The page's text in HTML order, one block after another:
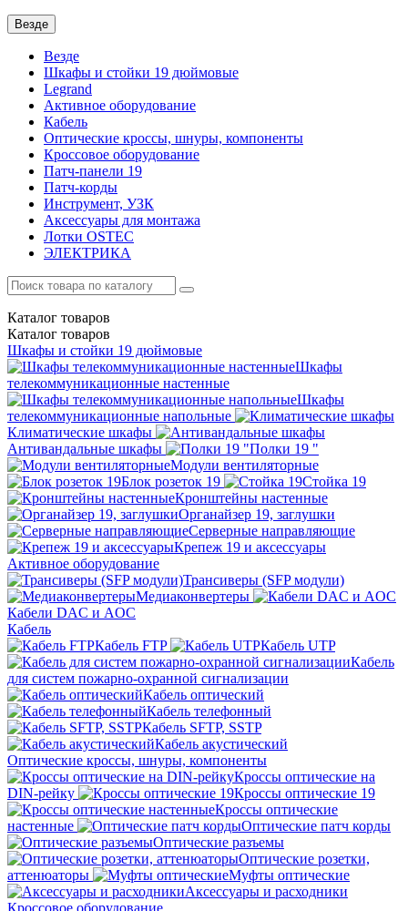
Везде
Везде
Шкафы и стойки 19 дюймовые
Legrand
Активное оборудование
Кабель
Оптические кроссы, шнуры, компоненты
Кроссовое оборудование
Патч-панели 19
Патч-корды
Инструмент, УЗК
Аксессуары для монтажа
Лотки OSTEC
ЭЛЕКТРИКА
Каталог товаров
Каталог товаров
Шкафы и стойки 19 дюймовые
Шкафы
телекоммуникационные настенные
Шкафы
телекоммуникационные напольные
Климатические шкафы
Антивандальные шкафы
Полки 19 "
Модули вентиляторные
Блок розеток 19
Стойка 19
Кронштейны настенные
Органайзер 19, заглушки
Серверные направляющие
Крепеж 19 и аксессуары
Активное оборудование
Трансиверы (SFP модули)
Медиаконвертеры
Кабели DAC и AOC
Кабель
Кабель FTP
Кабель UTP
Кабель
для систем пожарно-охранной сигнализации
Кабель оптический
Кабель телефонный
Кабель SFTP, SSTP
Кабель акустический
Оптические кроссы, шнуры, компоненты
Кроссы оптические на
DIN-рейку
Кроссы оптические 19
Кроссы оптические
настенные
Оптические патч корды
Оптические разъемы
Оптические розетки,
аттенюаторы
Муфты оптические
Аксессуары и расходники
Кроссовое оборудование